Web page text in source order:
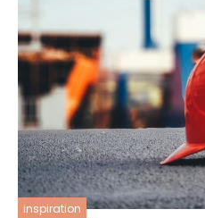
inspiration